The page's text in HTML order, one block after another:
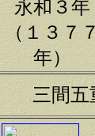
永和３年
（１３７
年）
三間五